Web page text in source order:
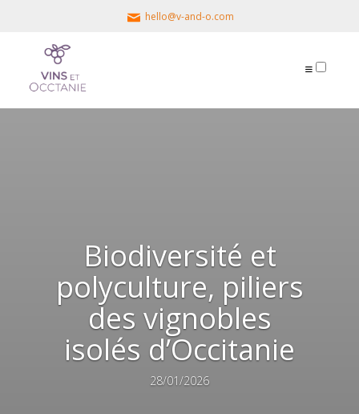
hello@v-and-o.com
Biodiversité et
polyculture, piliers
des vignobles
isolés d’Occitanie
28/01/2026